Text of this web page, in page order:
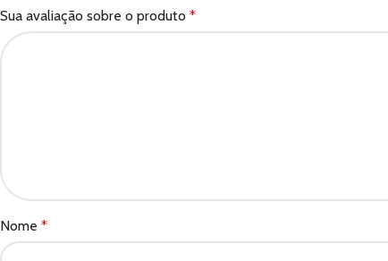
Sua avaliação sobre o produto *
Nome *